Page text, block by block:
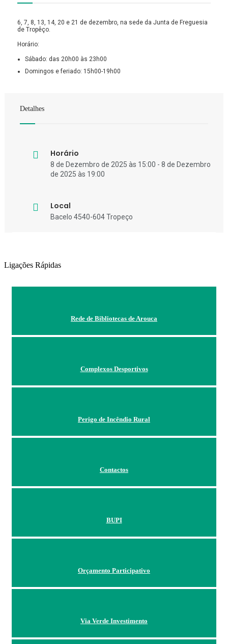
6, 7, 8, 13, 14, 20 e 21 de dezembro, na sede da Junta de Freguesia
de Tropêço.
Horário:
Sábado: das 20h00 às 23h00
Domingos e feriado: 15h00-19h00
Detalhes
Horário
8 de Dezembro de 2025 às 15:00 - 8 de Dezembro
de 2025 às 19:00
Local
Bacelo 4540-604 Tropeço
Ligações Rápidas
Rede de Bibliotecas de Arouca
Complexos Desportivos
Perigo de Incêndio Rural
Contactos
BUPI
Orçamento Participativo
Via Verde Investimento